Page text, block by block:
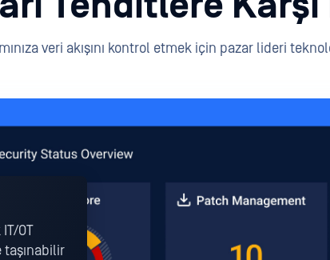
veri akışını kontrol etmek için pazar lideri
OT
taşınabilir